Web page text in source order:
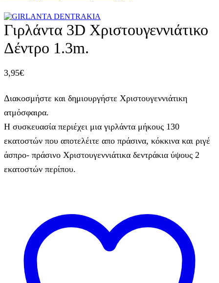
Γιρλάντα 3D Χριστουγεννιάτικο
Δέντρο 1.3m.
3,95€
Διακοσμήστε και δημιουργήστε Χριστουγεννιάτικη
ατμόσφαιρα.
Η συσκευασία περιέχει μια γιρλάντα μήκους 130
εκατοστών που αποτελέιτε απο πράσινα, κόκκινα και ριγέ
άσπρο- πράσινο Χριστουγεννιάτικα δεντράκια ύψους 2
εκατοστών περίπου.